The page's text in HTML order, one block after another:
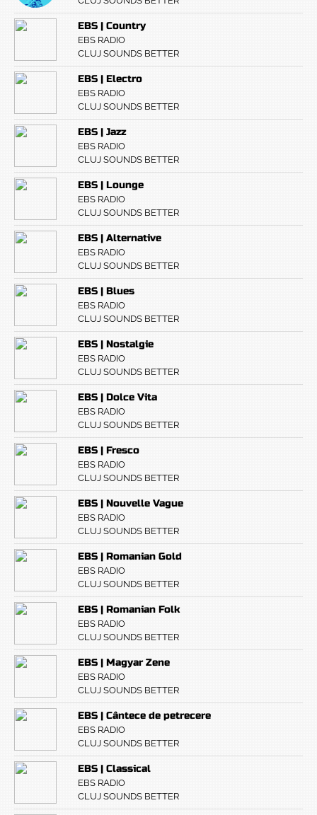
EBS | Country
EBS RADIO
CLUJ SOUNDS BETTER
EBS | Electro
EBS RADIO
CLUJ SOUNDS BETTER
EBS | Jazz
EBS RADIO
CLUJ SOUNDS BETTER
EBS | Lounge
EBS RADIO
CLUJ SOUNDS BETTER
EBS | Alternative
EBS RADIO
CLUJ SOUNDS BETTER
EBS | Blues
EBS RADIO
CLUJ SOUNDS BETTER
EBS | Nostalgie
EBS RADIO
CLUJ SOUNDS BETTER
EBS | Dolce Vita
EBS RADIO
CLUJ SOUNDS BETTER
EBS | Fresco
EBS RADIO
CLUJ SOUNDS BETTER
EBS | Nouvelle Vague
EBS RADIO
CLUJ SOUNDS BETTER
EBS | Romanian Gold
EBS RADIO
CLUJ SOUNDS BETTER
EBS | Romanian Folk
EBS RADIO
CLUJ SOUNDS BETTER
EBS | Magyar Zene
EBS RADIO
CLUJ SOUNDS BETTER
EBS | Cântece de petrecere
EBS RADIO
CLUJ SOUNDS BETTER
EBS | Classical
EBS RADIO
CLUJ SOUNDS BETTER